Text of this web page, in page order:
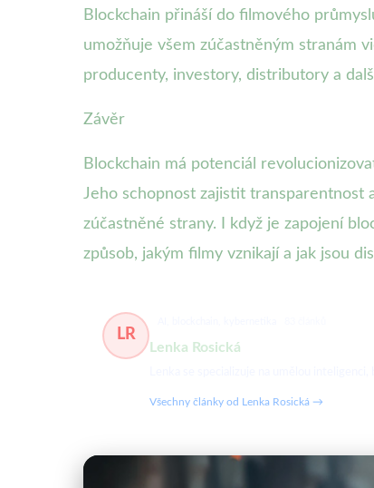
Blockchain přináší do filmového
umožňuje všem zúčastněným stranám
producenty, investory, distributory a
Závěr
Blockchain má potenciál
Jeho schopnost zajistit transparentnost
zúčastněné strany. I když je zapojení
způsob, jakým filmy vznikají a jak jsou
LR
Lenka Rosická
Všechny články od Lenka Rosická →